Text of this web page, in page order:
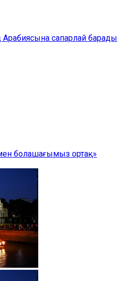
сапарлай барады
болашағымыз ортақ»